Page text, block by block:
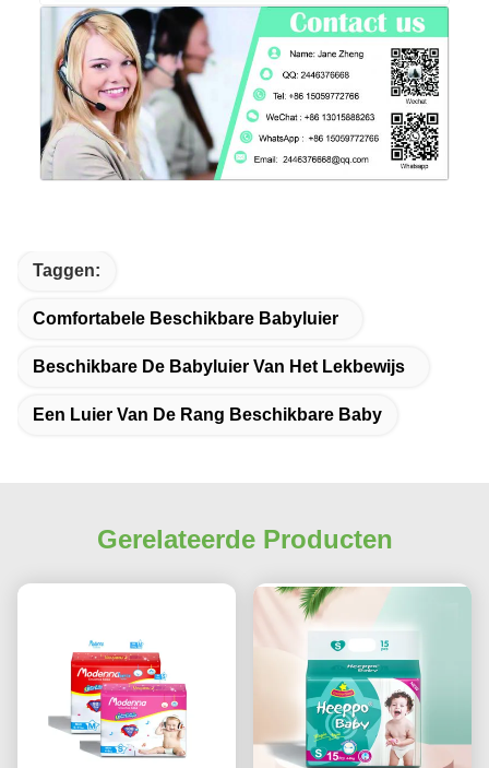
Taggen:
Comfortabele Beschikbare Babyluier
Beschikbare De Babyluier Van Het Lekbewijs
Een Luier Van De Rang Beschikbare Baby
Gerelateerde Producten